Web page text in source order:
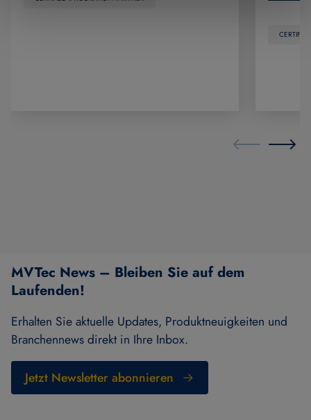
MVTec News – Bleiben Sie auf dem
Laufenden!
Erhalten Sie aktuelle Updates, Produktneuigkeiten und
Branchennews direkt in Ihre Inbox.
Jetzt Newsletter abonnieren